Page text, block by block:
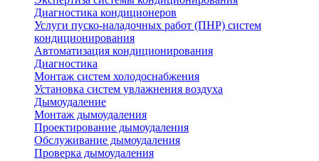
Диагностика кондиционеров
Услуги пуско-наладочных работ (ПНР) систем
кондиционирования
Автоматизация кондиционирования
Диагностика
Монтаж систем холодоснабжения
Установка систем увлажнения воздуха
Дымоудаление
Монтаж дымоудаления
Проектирование дымоудаления
Обслуживание дымоудаления
Проверка дымоудаления